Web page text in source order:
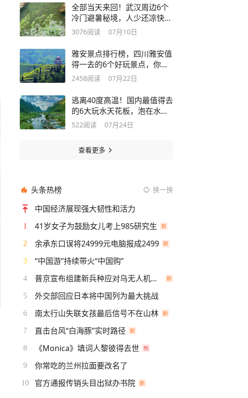
全部当天来回！武汉周边6个
冷门避暑秘境，人少还凉快，
周末就冲
3076阅读 07月10日
雅安景点排行榜，四川雅安值
得一去的6个好玩景点，你去
过几个？
2458阅读 07月22日
逃离40度高温！国内最值得去
的6大玩水天花板，泡在水
里，超清凉
522阅读 07月24日
查看更多
头条热榜 换一换
中国经济展现强大韧性和活力
1 41岁女子为鼓励女儿考上985研究生
2 余承东口误将24999元电脑报成2499
3 “中国游”持续带火“中国购”
4 普京宣布组建新兵种应对乌无人机进攻
5 外交部回应日本将中国列为最大挑战
6 南太行山失联女孩最后信号不在山林
7 直击台风“白海豚”实时路径
8 《Monica》填词人黎彼得去世
9 你常吃的兰州拉面要改名了
10 官方通报传销头目出狱办书院